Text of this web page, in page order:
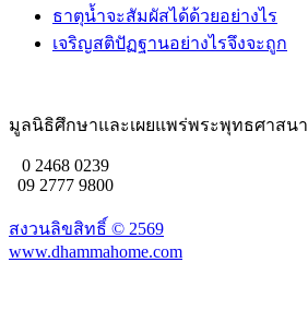
ธาตุน้ำจะสัมผัสได้ด้วยอย่างไร
เจริญสติปัฏฐานอย่างไรจึงจะถูก
มูลนิธิศึกษาและเผยแพร่พระพุทธศาสนา
0 2468 0239
09 2777 9800
สงวนลิขสิทธิ์ © 2569
www.dhammahome.com